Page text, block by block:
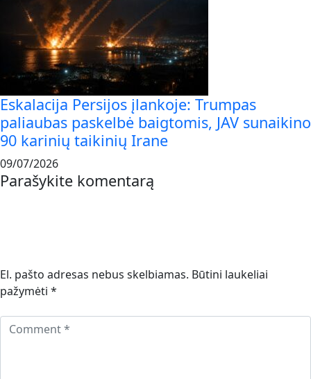
Eskalacija Persijos įlankoje: Trumpas
paliaubas paskelbė baigtomis, JAV sunaikino
90 karinių taikinių Irane
09/07/2026
Parašykite komentarą
El. pašto adresas nebus skelbiamas. Būtini laukeliai
pažymėti *